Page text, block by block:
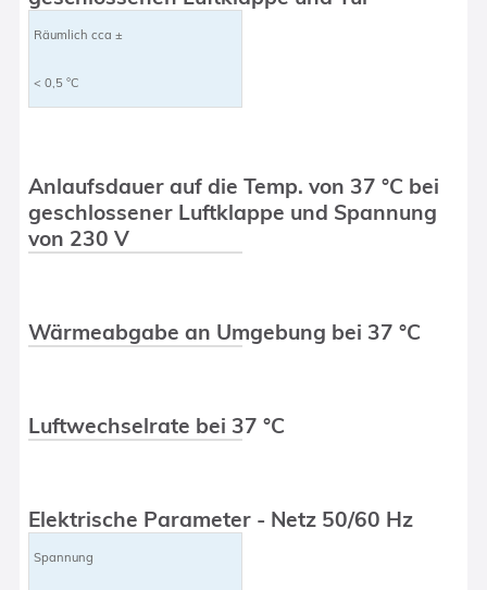
Räumlich cca ±
< 0,5 °C
Anlaufsdauer auf die Temp. von 37 °C bei
geschlossener Luftklappe und Spannung
von 230 V
Wärmeabgabe an Umgebung bei 37 °C
Luftwechselrate bei 37 °C
Elektrische Parameter - Netz 50/60 Hz
Spannung